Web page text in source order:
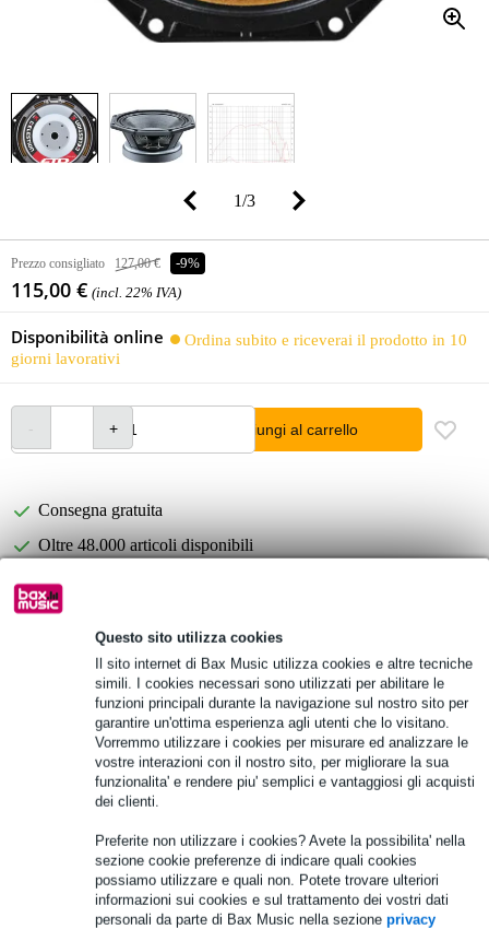
Questo sito utilizza cookies
Il sito internet di Bax Music utilizza cookies e altre tecniche
simili. I cookies necessari sono utilizzati per abilitare le
funzioni principali durante la navigazione sul nostro sito per
garantire un'ottima esperienza agli utenti che lo visitano.
Vorremmo utilizzare i cookies per misurare ed analizzare le
vostre interazioni con il nostro sito, per migliorare la sua
funzionalita' e rendere piu' semplici e vantaggiosi gli acquisti
dei clienti.
Preferite non utilizzare i cookies? Avete la possibilita' nella
sezione cookie preferenze di indicare quali cookies
possiamo utilizzare e quali non. Potete trovare ulteriori
informazioni sui cookies e sul trattamento dei vostri dati
personali da parte di Bax Music nella sezione privacy
1/3
Prezzo consigliato 127,00 € -9%
115,00 € (incl. 22% IVA)
Disponibilità online
Ordina subito e riceverai il prodotto in 10
giorni lavorativi
Aggiungi al carrello
Consegna gratuita
Oltre 48.000 articoli disponibili
1.250 marchi leader
Scegli adesso i 2 anni di garanzia aggiuntiva e molti altri
vantaggi!
5,75 € di premio
Informazioni sul prodotto
diametro nominale: 200 mm (8 pollici)
sensibilità: 93 dB
Specifiche complete